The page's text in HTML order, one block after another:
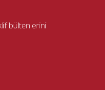
bültenlerini